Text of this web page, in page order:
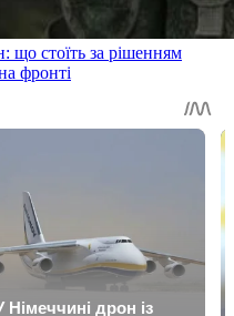
стоїть за рішенням
фронті